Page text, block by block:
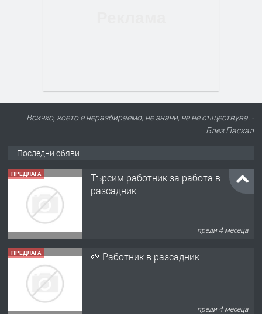
Всичко, което е неразбираемо, не значи, че не съществува. -
Блез Паскал
Последни обяви
ПРЕДЛАГА
Търсим работник за работа в
разсадник
преди 4 месеца
ПРЕДЛАГА 🌱 Работник в разсадник
преди 4 месеца